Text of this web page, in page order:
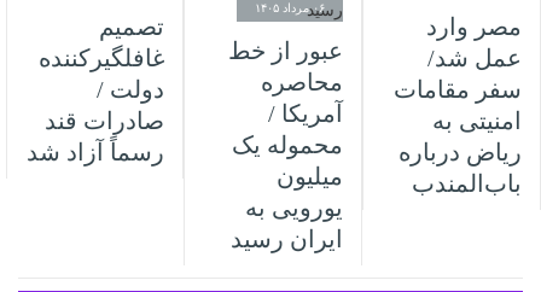
مصر وارد
عمل شد/
سفر مقامات
امنیتی به
ریاض درباره
باب‌المندب
۰۶ مرداد ۱۴۰۵
عبور از خط
محاصره
آمریکا /
محموله یک
میلیون
یورویی به
ایران رسید
تصمیم
غافلگیرکننده
دولت /
صادرات قند
رسماً آزاد شد